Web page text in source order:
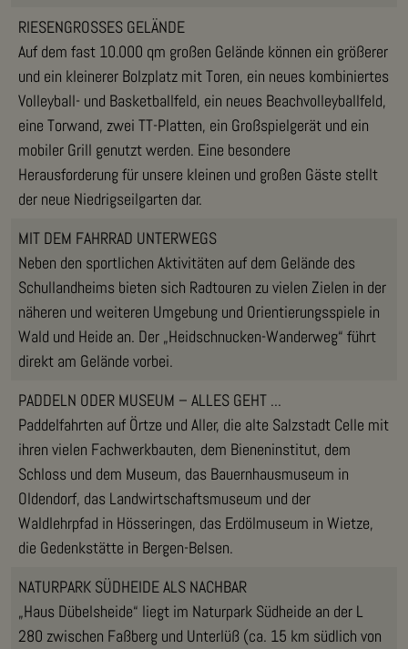
RIESENGROSSES GELÄNDE
Auf dem fast 10.000 qm großen Gelände können ein größerer
und ein kleinerer Bolzplatz mit Toren, ein neues kombiniertes
Volleyball- und Basketballfeld, ein neues Beachvolleyballfeld,
eine Torwand, zwei TT-Platten, ein Großspielgerät und ein
mobiler Grill genutzt werden. Eine besondere
Herausforderung für unsere kleinen und großen Gäste stellt
der neue Niedrigseilgarten dar.
MIT DEM FAHRRAD UNTERWEGS
Neben den sportlichen Aktivitäten auf dem Gelände des
Schullandheims bieten sich Radtouren zu vielen Zielen in der
näheren und weiteren Umgebung und Orientierungsspiele in
Wald und Heide an. Der „Heidschnucken-Wanderweg“ führt
direkt am Gelände vorbei.
PADDELN ODER MUSEUM – ALLES GEHT ...
Paddelfahrten auf Örtze und Aller, die alte Salzstadt Celle mit
ihren vielen Fachwerkbauten, dem Bieneninstitut, dem
Schloss und dem Museum, das Bauernhausmuseum in
Oldendorf, das Landwirtschaftsmuseum und der
Waldlehrpfad in Hösseringen, das Erdölmuseum in Wietze,
die Gedenkstätte in Bergen-Belsen.
NATURPARK SÜDHEIDE ALS NACHBAR
„Haus Dübelsheide“ liegt im Naturpark Südheide an der L
280 zwischen Faßberg und Unterlüß (ca. 15 km südlich von